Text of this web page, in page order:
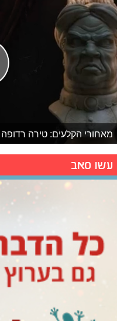
מאחורי הקלעים: טירה רדופה
עשו סאב